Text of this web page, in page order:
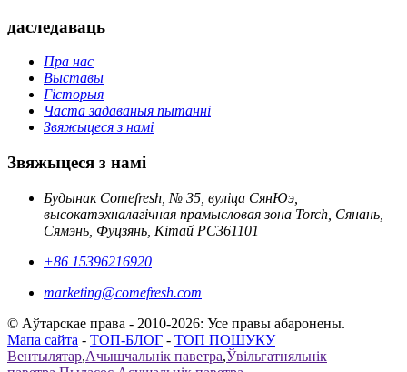
даследаваць
Пра нас
Выставы
Гісторыя
Часта задаваныя пытанні
Звяжыцеся з намі
Звяжыцеся з намі
Будынак Comefresh, № 35, вуліца СянЮэ,
высокатэхналагічная прамысловая зона Torch, Сянань,
Сямэнь, Фуцзянь, Кітай PC361101
+86 15396216920
marketing@comefresh.com
© Аўтарскае права - 2010-2026: Усе правы абаронены.
Мапа сайта - ТОП-БЛОГ - ТОП ПОШУКУ
Вентылятар,Ачышчальнік паветра,Ўвільгатняльнік